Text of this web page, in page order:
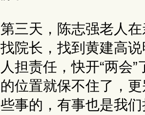
第三天，陈志强老人
找院长，找到黄建高
人担责任，快开“两会”
的位置就保不住了，
些事的，有事也是我